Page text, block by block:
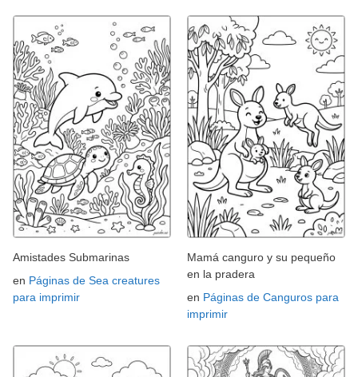
Amistades Submarinas
en Páginas de Sea creatures
para imprimir
Mamá canguro y su pequeño
en la pradera
en Páginas de Canguros para
imprimir